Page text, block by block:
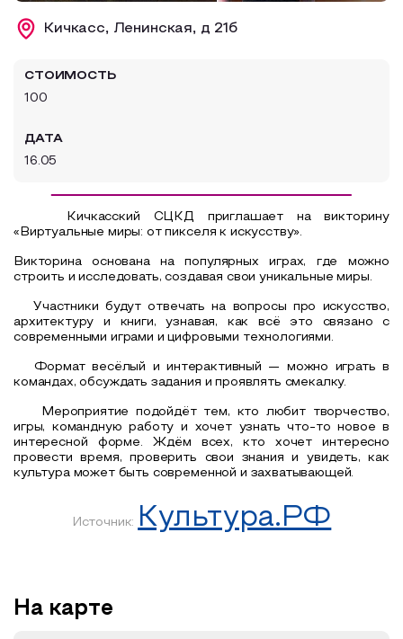
Образовательный туризм
Кичкасс, Ленинская, д 21б
СТОИМОСТЬ
100
ДАТА
16.05
Кичкасский СЦКД приглашает на викторину
«Виртуальные миры: от пикселя к искусству».
Викторина основана на популярных играх, где можно
строить и исследовать, создавая свои уникальные миры.
Участники будут отвечать на вопросы про искусство,
архитектуру и книги, узнавая, как всё это связано с
современными играми и цифровыми технологиями.
Формат весёлый и интерактивный — можно играть в
командах, обсуждать задания и проявлять смекалку.
Мероприятие подойдёт тем, кто любит творчество,
игры, командную работу и хочет узнать что-то новое в
интересной форме.
Ждём всех, кто хочет интересно
провести время, проверить свои знания и увидеть, как
культура может быть современной и захватывающей.
Источник: Культура.РФ
На карте